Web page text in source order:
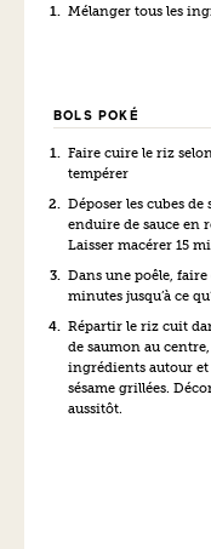
Mélanger tous les
BOLS POKÉ
Faire cuire le riz
tempérer
Déposer les cubes
enduire de sauce en
Laisser macérer 15
Dans une poêle, faire
minutes jusqu’à ce
Répartir le riz cuit
de saumon au
ingrédients autour et
sésame grillées.
aussitôt.